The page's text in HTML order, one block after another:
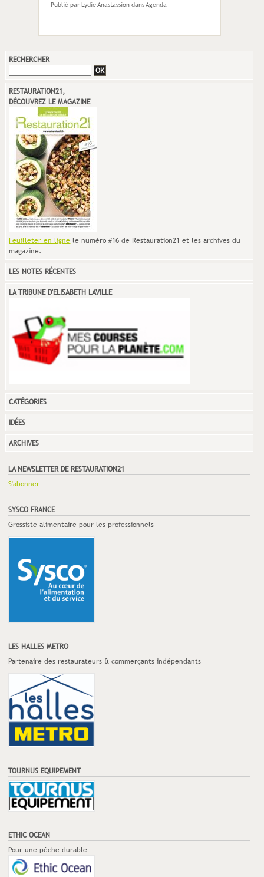
Publié par Lydie Anastassion dansAgenda
RECHERCHER
RESTAURATION21,
DÉCOUVREZ LE MAGAZINE
Feuilleter en ligne le numéro #16 de Restauration21 et les archives du
magazine.
LES NOTES RÉCENTES
LA TRIBUNE D'ELISABETH LAVILLE
CATÉGORIES
IDÉES
ARCHIVES
LA NEWSLETTER DE RESTAURATION21
S'abonner
SYSCO FRANCE
Grossiste alimentaire pour les professionnels
LES HALLES METRO
Partenaire des restaurateurs & commerçants indépendants
TOURNUS EQUIPEMENT
ETHIC OCEAN
Pour une pêche durable